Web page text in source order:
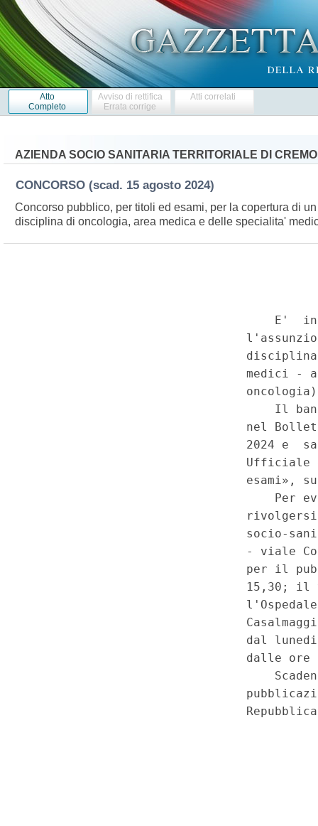
Atto
Completo
Avviso di rettifica
Errata corrige
Atti correlati
AZIENDA SOCIO SANITARIA TERRITORIALE DI
CONCORSO (scad. 15 agosto 2024)
Concorso pubblico, per titoli ed esami, per la copertura di
disciplina di oncologia, area medica e delle specialita'